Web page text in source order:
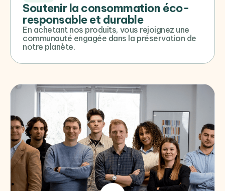
Soutenir la consommation éco-
responsable et durable
En achetant nos produits, vous rejoignez une
communauté engagée dans la préservation de
notre planète.